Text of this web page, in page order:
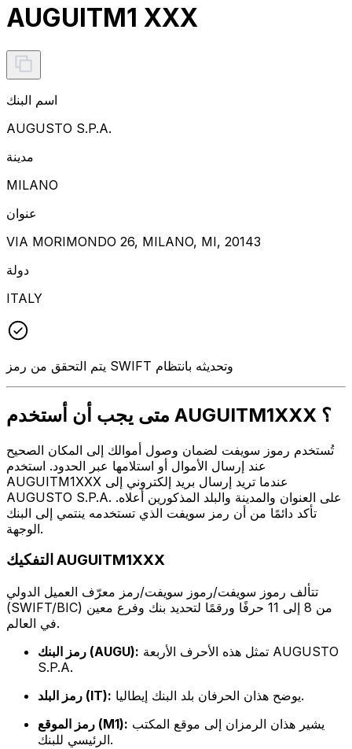
AUGUITM1 XXX
اسم البنك
AUGUSTO S.P.A.
مدينة
MILANO
عنوان
VIA MORIMONDO 26, MILANO, MI, 20143
دولة
ITALY
يتم التحقق من رمز SWIFT وتحديثه بانتظام
متى يجب أن أستخدم AUGUITM1XXX ؟
تُستخدم رموز سويفت لضمان وصول أموالك إلى المكان الصحيح
عند إرسال الأموال أو استلامها عبر الحدود. استخدم
AUGUITM1XXX عندما تريد إرسال بريد إلكتروني إلى
AUGUSTO S.P.A. على العنوان والمدينة والبلد المذكورين أعلاه.
تأكد دائمًا من أن رمز سويفت الذي تستخدمه ينتمي إلى البنك
الوجهة.
التفكيك AUGUITM1XXX
تتألف رموز سويفت/رموز سويفت/رمز معرّف العميل الدولي
(SWIFT/BIC) من 8 إلى 11 حرفًا ورقمًا لتحديد بنك وفرع معين
في العالم.
رمز البنك (AUGU):
S.P.A.
رمز البلد (IT):
يوضح هذان الحرفان بلد البنك إيطاليا.
رمز الموقع (M1):
الرئيسي للبنك.